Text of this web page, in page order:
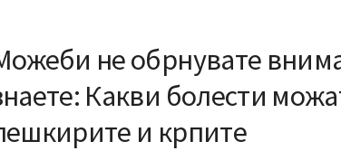
не обрнувате
Какви болести
и крпите